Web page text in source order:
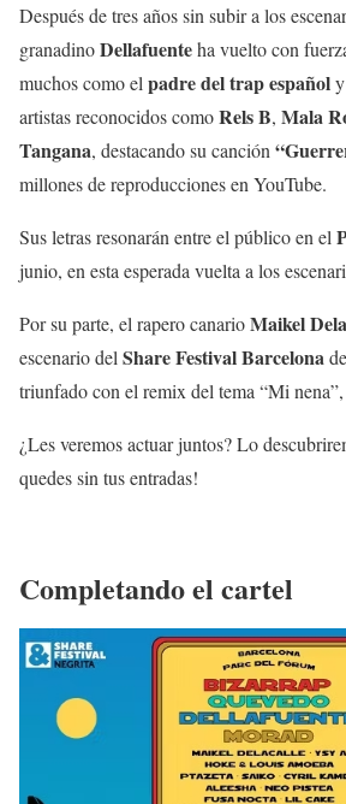
Después de tres años sin subir a los
granadinoDellafuenteha vuelto con
muchos como el padre del trap español
artistas reconocidos comoRels B, Mala
Tangana, destacando su canción
millones de reproducciones en YouTube.
Sus letras resonarán entre el público en el
junio, en esta esperada vuelta a los
Por su parte, el rapero canarioMaikel
escenario del Share Festival Barcelona
triunfado con el remix del tema “Mi
¿Les veremos actuar juntos? Lo
quedes sin tus entradas!
Completando el cartel